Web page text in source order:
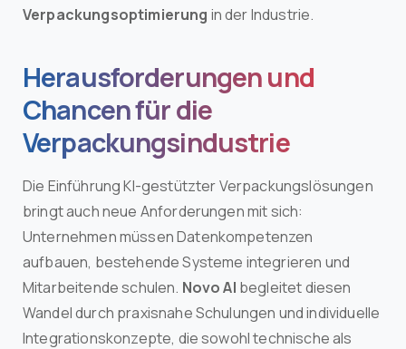
Verpackungsoptimierung in der Industrie.
Herausforderungen und
Chancen für die
Verpackungsindustrie
Die Einführung KI-gestützter Verpackungslösungen
bringt auch neue Anforderungen mit sich:
Unternehmen müssen Datenkompetenzen
aufbauen, bestehende Systeme integrieren und
Mitarbeitende schulen. Novo AI begleitet diesen
Wandel durch praxisnahe Schulungen und individuelle
Integrationskonzepte, die sowohl technische als